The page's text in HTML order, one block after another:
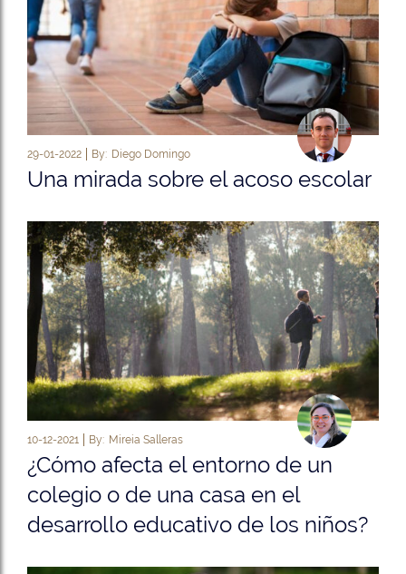
29-01-2022 By: Diego Domingo
Una mirada sobre el acoso escolar
10-12-2021 By: Mireia Salleras
¿Cómo afecta el entorno de un
colegio o de una casa en el
desarrollo educativo de los niños?